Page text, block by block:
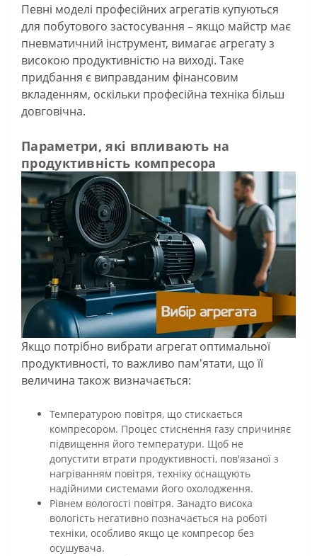
Певні моделі професійних агрегатів купуються
для побутового застосування – якщо майстр має
пневматичний інструмент, вимагає агрегату з
високою продуктивністю на виході. Таке
придбання є виправданим фінансовим
вкладенням, оскільки професійна техніка більш
довговічна.
Параметри, які впливають на
продуктивність компресора
Якщо потрібно вибрати агрегат оптимальної
продуктивності, то важливо пам'ятати, що її
величина також визначається:
Температурою повітря, що стискається
компресором. Процес стиснення газу спричиняє
підвищення його температури. Щоб не
допустити втрати продуктивності, пов'язаної з
нагріванням повітря, техніку оснащують
надійними системами його охолодження.
Рівнем вологості повітря. Занадто висока
вологість негативно позначається на роботі
техніки, особливо якщо це компресор без
осушувача.